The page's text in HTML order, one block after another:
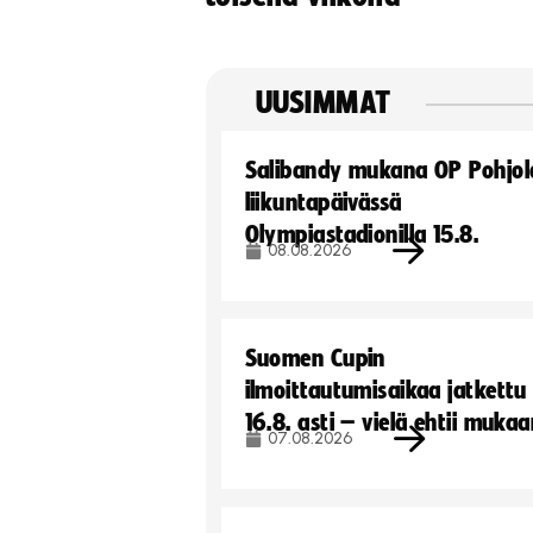
UUSIMMAT
Salibandy mukana OP
liikuntapäivässä
Olympiastadionilla 15.8.
08.08.2026
Suomen Cupin
ilmoittautumisaikaa jatkettu
16.8. asti – vielä ehtii
07.08.2026